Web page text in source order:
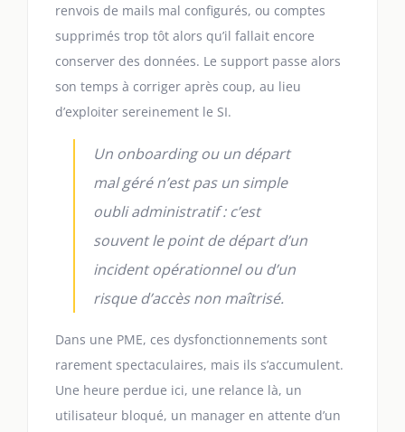
renvois de mails mal configurés, ou comptes
supprimés trop tôt alors qu’il fallait encore
conserver des données. Le support passe alors
son temps à corriger après coup, au lieu
d’exploiter sereinement le SI.
Un onboarding ou un départ
mal géré n’est pas un simple
oubli administratif : c’est
souvent le point de départ d’un
incident opérationnel ou d’un
risque d’accès non maîtrisé.
Dans une PME, ces dysfonctionnements sont
rarement spectaculaires, mais ils s’accumulent.
Une heure perdue ici, une relance là, un
utilisateur bloqué, un manager en attente d’un